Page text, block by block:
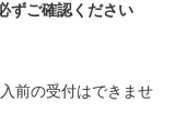
ずご確認ください
前の受付はできませ